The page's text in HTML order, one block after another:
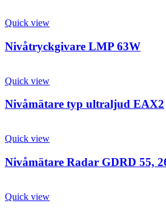
Quick view
Nivåtryckgivare LMP 63W
Quick view
Nivåmätare typ ultraljud EAX2
Quick view
Nivåmätare Radar GDRD 55,
Quick view